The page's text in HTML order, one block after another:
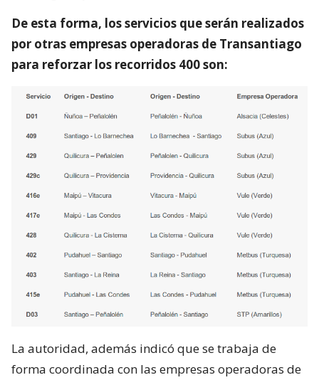
De esta forma, los servicios que serán realizados
por otras empresas operadoras de Transantiago
para reforzar los recorridos 400 son:
La autoridad, además indicó que se trabaja de
forma coordinada con las empresas operadoras de